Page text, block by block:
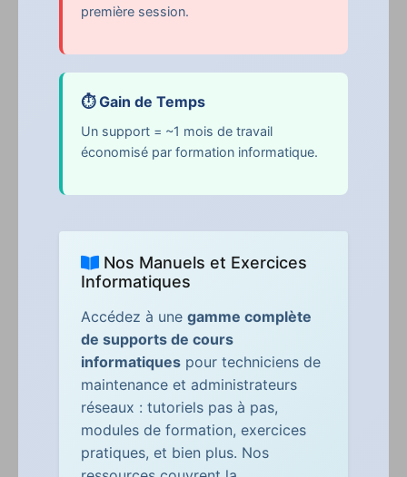
première session.
⏱️ Gain de Temps
Un support = ~1 mois de travail
économisé par formation informatique.
Nos Manuels et Exercices
Informatiques
Accédez à une gamme complète
de supports de cours
informatiques pour techniciens de
maintenance et administrateurs
réseaux : tutoriels pas à pas,
modules de formation, exercices
pratiques, et bien plus. Nos